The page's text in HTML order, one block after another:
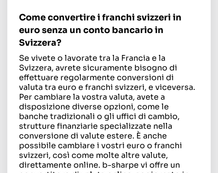
Come convertire i franchi svizzeri in
euro senza un conto bancario in
Svizzera?
Se vivete o lavorate tra la Francia e la
Svizzera, avrete sicuramente bisogno di
effettuare regolarmente conversioni di
valuta tra euro e franchi svizzeri, e viceversa.
Per cambiare la vostra valuta, avete a
disposizione diverse opzioni, come le
banche tradizionali o gli uffici di cambio,
strutture finanziarie specializzate nella
conversione di valute estere. È anche
possibile cambiare i vostri euro o franchi
svizzeri, così come molte altre valute,
direttamente online. b-sharpe vi offre un